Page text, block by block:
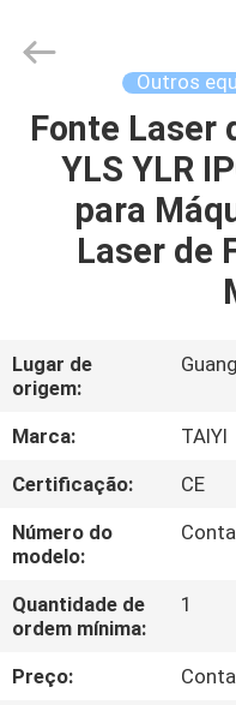
CASA
PRODUTOS
SOBRE
NÓS
VISITA
À
FÁBRICA
CONTATE-
NOS
Technology
Company
Rights
Reserved.
Outros
Fonte Laser
YLS YLR
para
Laser de
Lugar de
origem:
Marca:
TAIYI
Certificação:
CE
Número do
modelo:
Quantidade de
ordem mínima:
1
Preço: